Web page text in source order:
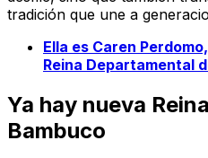
tradición que une a
Ella es Caren
Reina Departamental
Ya hay nueva
Bambuco